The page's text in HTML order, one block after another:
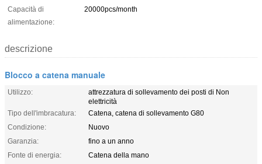
Capacità di
alimentazione:
20000pcs/month
descrizione
Blocco a catena manuale
Utilizzo:
attrezzatura di sollevamento dei posti di Non
elettricità
Tipo dell'imbracatura:
Catena, catena di sollevamento G80
Condizione:
Nuovo
Garanzia:
fino a un anno
Fonte di energia:
Catena della mano